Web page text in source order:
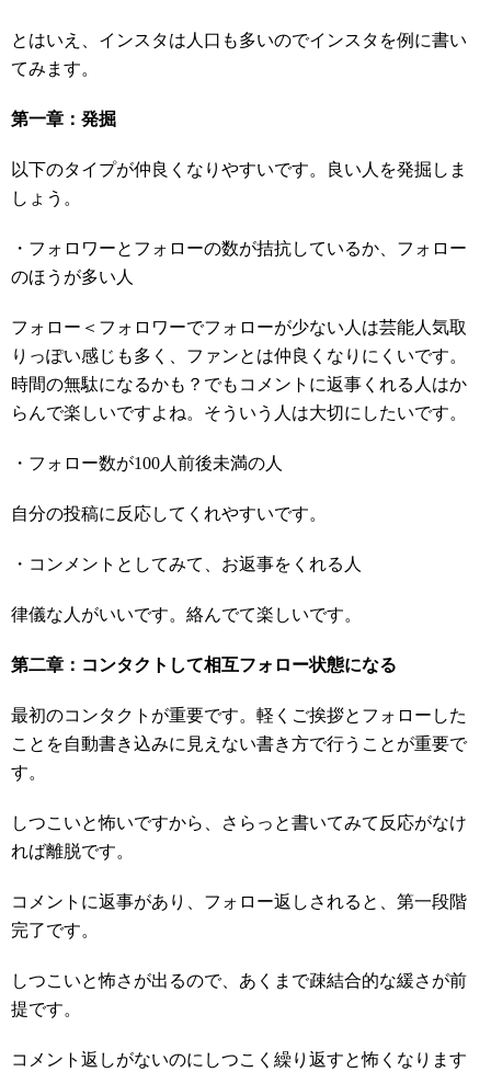
とはいえ、インスタは人口も多いのでインスタを例に書い
てみます。
第一章：発掘
以下のタイプが仲良くなりやすいです。良い人を発掘しま
しょう。
・フォロワーとフォローの数が拮抗しているか、フォロー
のほうが多い人
フォロー＜フォロワーでフォローが少ない人は芸能人気取
りっぽい感じも多く、ファンとは仲良くなりにくいです。
時間の無駄になるかも？でもコメントに返事くれる人はか
らんで楽しいですよね。そういう人は大切にしたいです。
・フォロー数が100人前後未満の人
自分の投稿に反応してくれやすいです。
・コンメントとしてみて、お返事をくれる人
律儀な人がいいです。絡んでて楽しいです。
第二章：コンタクトして相互フォロー状態になる
最初のコンタクトが重要です。軽くご挨拶とフォローした
ことを自動書き込みに見えない書き方で行うことが重要で
す。
しつこいと怖いですから、さらっと書いてみて反応がなけ
れば離脱です。
コメントに返事があり、フォロー返しされると、第一段階
完了です。
しつこいと怖さが出るので、あくまで疎結合的な緩さが前
提です。
コメント返しがないのにしつこく繰り返すと怖くなります